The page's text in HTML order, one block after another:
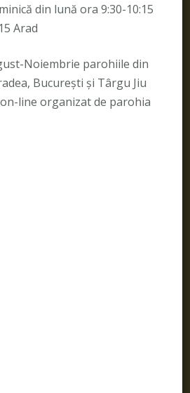
din lună ora 9:30-10:15
Arad
Noiembrie parohiile din
București și Târgu Jiu
line organizat de parohia